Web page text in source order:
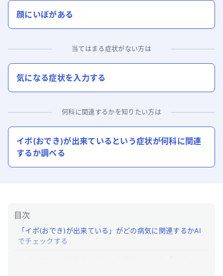
顔にいぼがある
当てはまる症状がない方は
気になる症状を入力する
何科に関連するかを知りたい方は
イボ(おでき)が出来ている という症状が何科に関連
するか調べる
目次
「イボ(おでき)が出来ている」がどの病気に関連するかAI
でチェックする